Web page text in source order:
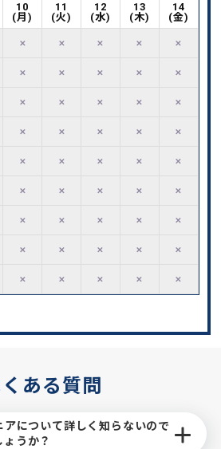
10
(月 )
✕
✕
✕
✕
✕
✕
✕
✕
✕
11
(火)
✕
✕
✕
✕
✕
✕
✕
✕
✕
12
(水)
✕
✕
✕
✕
✕
✕
✕
✕
✕
13
(木)
✕
✕
✕
✕
✕
✕
✕
✕
✕
14
(金)
✕
✕
✕
✕
✕
✕
✕
✕
✕
くある質問
について詳しく知らないので
うか？